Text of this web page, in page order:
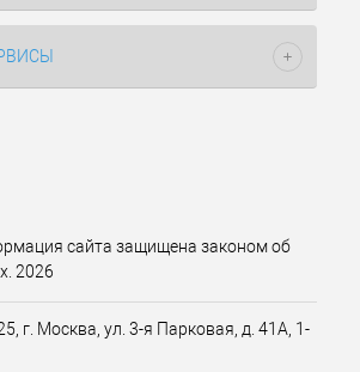
сайта защищена законом об
2026
г. Москва, ул. 3-я Парковая, д. 41А, 1-